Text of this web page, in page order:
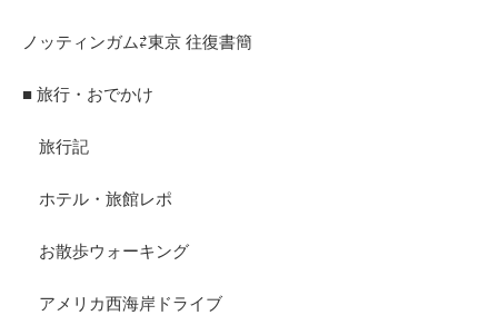
ノッティンガム⇄東京 往復書簡
■ 旅行・おでかけ
旅行記
ホテル・旅館レポ
お散歩ウォーキング
アメリカ西海岸ドライブ